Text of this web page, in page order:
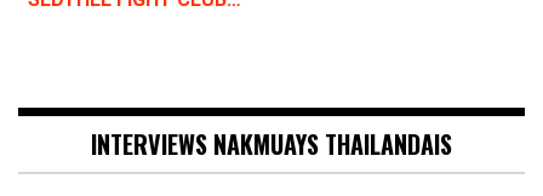
INTERVIEWS NAKMUAYS THAILANDAIS